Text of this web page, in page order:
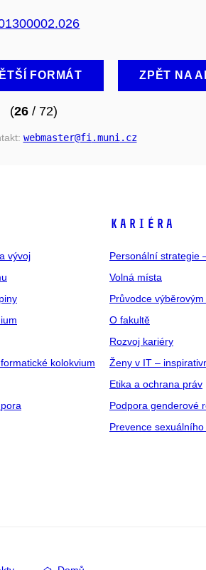
FORMÁT ZPĚT NA
(26/ 72)
webmaster@fi .muni .cz
vývoj
kolokvium
KARIÉRA
Personální strategie
Volná místa
Průvodce
O fakultě
Rozvoj kariéry
Ženy v IT –
Etika a ochrana práv
Podpora genderové
Prevence